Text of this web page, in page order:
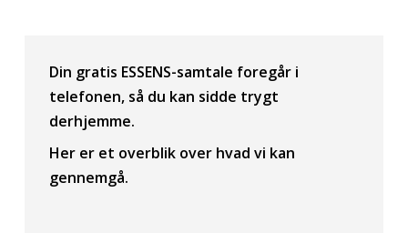
Din gratis ESSENS-samtale foregår i
telefonen, så du kan sidde trygt
derhjemme.
Her er et overblik over hvad vi kan
gennemgå.